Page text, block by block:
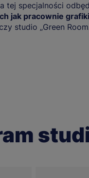
tej specjalności
jak pracownie
studio „Green